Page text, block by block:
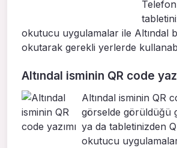
okutucu uygulamalar ile Altındal
okutarak gerekli yerlerde
Altındal isminin QR code
Altındal isminin QR
görselde görüldüğü
ya da tabletinizden
okutucu